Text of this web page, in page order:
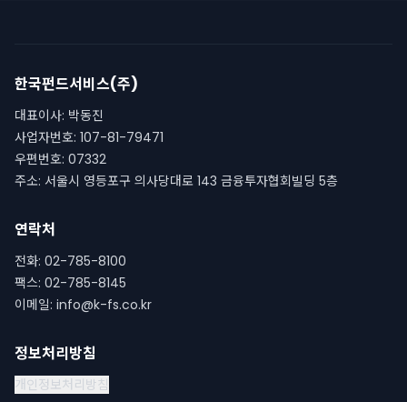
한국펀드서비스(주)
대표이사: 박동진
사업자번호: 107-81-79471
우편번호: 07332
주소: 서울시 영등포구 의사당대로 143 금융투자협회빌딩 5층
연락처
전화: 02-785-8100
팩스: 02-785-8145
이메일: info@k-fs.co.kr
정보처리방침
개인정보처리방침